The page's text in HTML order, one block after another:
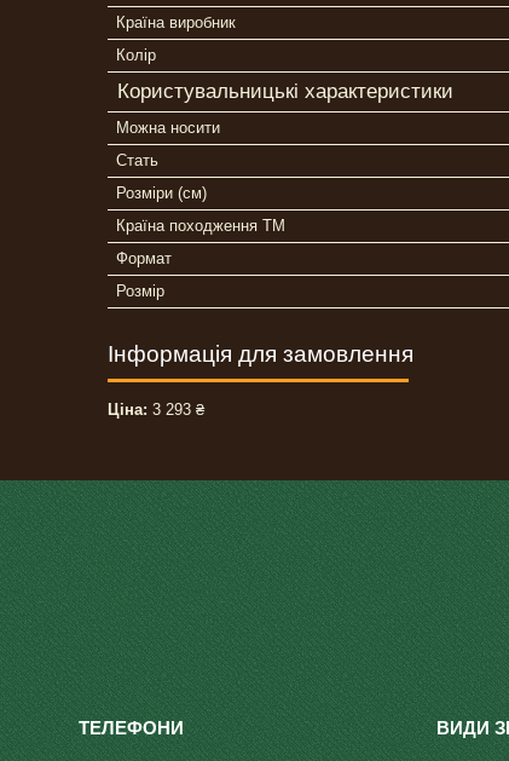
Країна виробник
Колір
Користувальницькі характеристики
Можна носити
Стать
Розміри (см)
Країна походження ТМ
Формат
Розмір
Інформація для замовлення
Ціна: 3 293 ₴